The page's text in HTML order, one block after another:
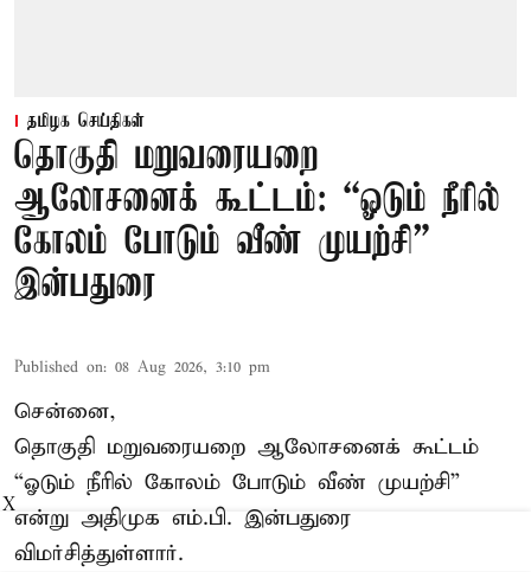
தமிழக செய்திகள்
தொகுதி மறுவரையறை
ஆலோசனைக் கூட்டம்: “ஓடும் நீரில்
கோலம் போடும் வீண் முயற்சி” –
இன்பதுரை
Published on: 08 Aug 2026, 3:10 pm
சென்னை,
தொகுதி மறுவரையறை ஆலோசனைக் கூட்டம்
“ஓடும் நீரில் கோலம் போடும் வீண் முயற்சி”
என்று அதிமுக எம்.பி. இன்பதுரை
விமர்சித்துள்ளார்.
X